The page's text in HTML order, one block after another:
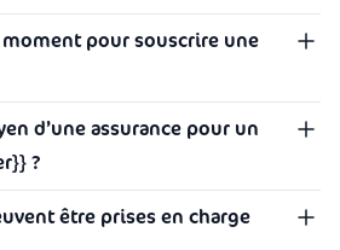
pour souscrire une
d’une assurance pour un
?
être prises en charge